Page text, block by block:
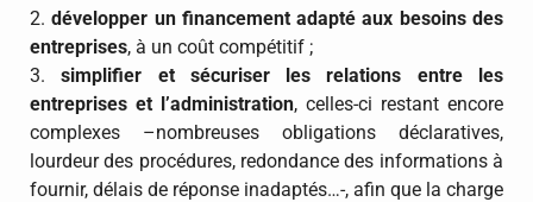
2.développer un financement adapté aux besoins des
entreprises, à un coût compétitif ;
3.simplifier et sécuriser les relations entre les
entreprises et l’administration, celles-ci restant encore
complexes –nombreuses obligations déclaratives,
lourdeur des procédures, redondance des informations à
fournir, délais de réponse inadaptés…-, afin que la charge